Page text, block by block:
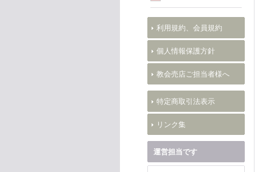
利用規約、会員規約
個人情報保護方針
教会売店ご担当者様へ
特定商取引法表示
リンク集
運営担当です